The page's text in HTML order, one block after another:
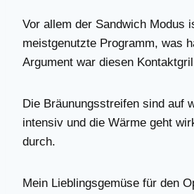
Vor allem der Sandwich Modus
meistgenutzte Programm, was
Argument war diesen
Die Bräunungsstreifen sind auf
intensiv und die Wärme geht
durch.
Mein Lieblingsgemüse für den